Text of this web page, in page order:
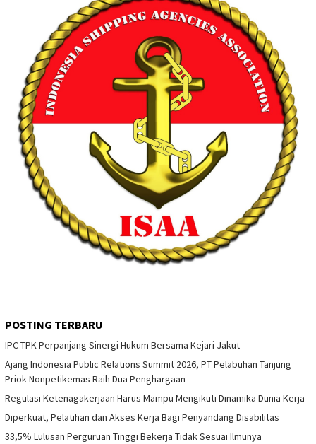
POSTING TERBARU
IPC TPK Perpanjang Sinergi Hukum Bersama Kejari Jakut
Ajang Indonesia Public Relations Summit 2026, PT Pelabuhan Tanjung
Priok Nonpetikemas Raih Dua Penghargaan
Regulasi Ketenagakerjaan Harus Mampu Mengikuti Dinamika Dunia Kerja
Diperkuat, Pelatihan dan Akses Kerja Bagi Penyandang Disabilitas
33,5% Lulusan Perguruan Tinggi Bekerja Tidak Sesuai Ilmunya